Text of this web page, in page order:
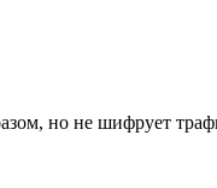
но не шифрует